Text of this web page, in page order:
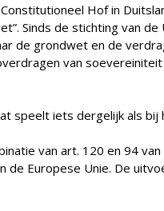
Hof in
Sinds de stichting van
de grondwet en de
van
speelt iets dergelijk als
van art. 120 en 94
de Europese Unie. De